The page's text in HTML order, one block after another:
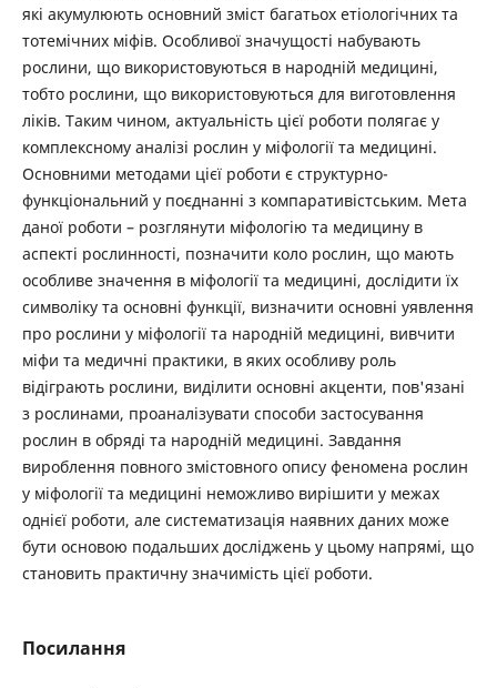
які акумулюють основний зміст багатьох етіологічних та
тотемічних міфів. Особливої значущості набувають
рослини, що використовуються в народній медицині,
тобто рослини, що використовуються для виготовлення
ліків. Таким чином, актуальність цієї роботи полягає у
комплексному аналізі рослин у міфології та медицині.
Основними методами цієї роботи є структурно-
функціональний у поєднанні з компаративістським. Мета
даної роботи – розглянути міфологію та медицину в
аспекті рослинності, позначити коло рослин, що мають
особливе значення в міфології та медицині, дослідити їх
символіку та основні функції, визначити основні уявлення
про рослини у міфології та народній медицині, вивчити
міфи та медичні практики, в яких особливу роль
відіграють рослини, виділити основні акценти, пов'язані
з рослинами, проаналізувати способи застосування
рослин в обряді та народній медицині. Завдання
вироблення повного змістовного опису феномена рослин
у міфології та медицині неможливо вирішити у межах
однієї роботи, але систематизація наявних даних може
бути основою подальших досліджень у цьому напрямі, що
становить практичну значимість цієї роботи.
Посилання